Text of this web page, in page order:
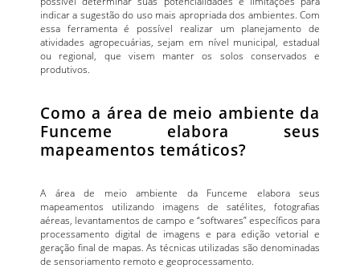
indicar a sugestão do uso mais apropriada dos ambientes. Com
essa ferramenta é possível realizar um planejamento de
atividades agropecuárias, sejam em nível municipal, estadual
ou regional, que visem manter os solos conservados e
produtivos.
Como a área de meio ambiente da
Funceme elabora seus
mapeamentos temáticos?
A área de meio ambiente da Funceme elabora seus
mapeamentos utilizando imagens de satélites, fotografias
aéreas, levantamentos de campo e “softwares” específicos para
processamento digital de imagens e para edição vetorial e
geração final de mapas. As técnicas utilizadas são denominadas
de sensoriamento remoto e geoprocessamento.